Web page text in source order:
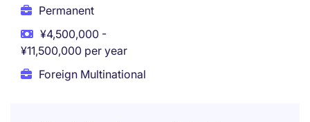
Permanent
¥4,500,000 -
¥11,500,000 per year
Foreign Multinational